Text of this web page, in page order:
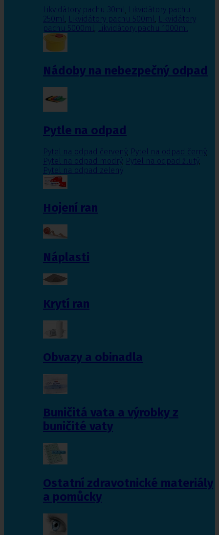
Likvidátory pachu 30ml, Likvidátory pachu
250ml, Likvidátory pachu 500ml, Likvidátory
pachu 5000ml, Likvidátory pachu 1000ml
Nádoby na nebezpečný odpad
Pytle na odpad
Pytel na odpad červený, Pytel na odpad černý,
Pytel na odpad modrý, Pytel na odpad žlutý,
Pytel na odpad zelený
Hojení ran
Náplasti
Krytí ran
Obvazy a obinadla
Buničitá vata a výrobky z
buničité vaty
Ostatní zdravotnické materiály
a pomůcky